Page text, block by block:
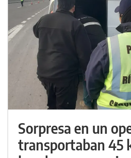
Sorpresa en un
transportaban 45